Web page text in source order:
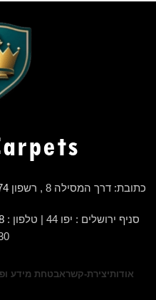
כתובת: דרך המסילה 8 , רשפון
סניף ירושלים : יפו 44 | טלפון :
אודותיצירת-קשראבטחת מידע